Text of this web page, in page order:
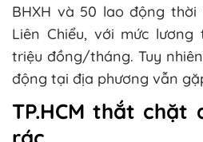
BHXH và 50 lao động
Liên Chiểu, với mức
triệu đồng/tháng. Tuy
động tại địa phương vẫn
TP.HCM thắt chặt